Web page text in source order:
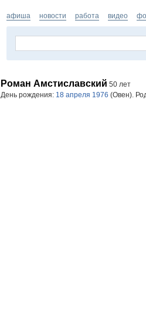
афиша новости работа видео
Роман Амстиславский 50 лет
День рождения: 18 апреля 1976 (Овен).